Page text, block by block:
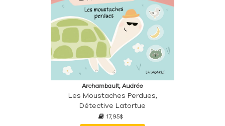
Archambault, Audrée
Les Moustaches Perdues,
Détective Latortue
17,95$